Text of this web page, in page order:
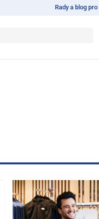
Rady a blog